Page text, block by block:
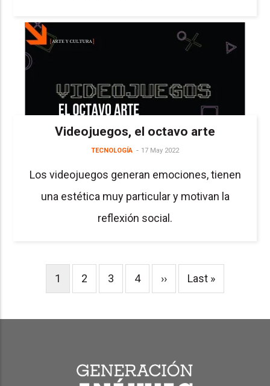
Videojuegos, el octavo arte
TECNOLOGÍA 17 May 2022
Los videojuegos generan emociones, tienen
una estética muy particular y motivan la
reflexión social.
PaginationCurrent
1 Page
2 Page
3 Page
4
Next
››
Last
Last »